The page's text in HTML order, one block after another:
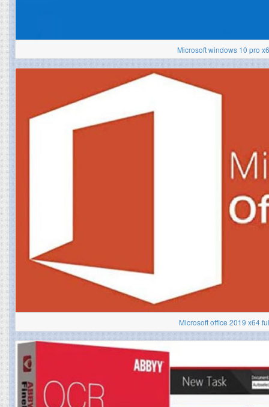
Microsoft windows 10 pro
Microsoft office 2019 x64